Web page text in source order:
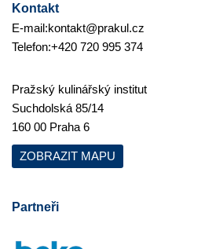
Kontakt
E-mail:kontakt@prakul.cz
Telefon:+420 720 995 374
Pražský kulinářský institut
Suchdolská 85/14
160 00 Praha 6
ZOBRAZIT MAPU
Partneři